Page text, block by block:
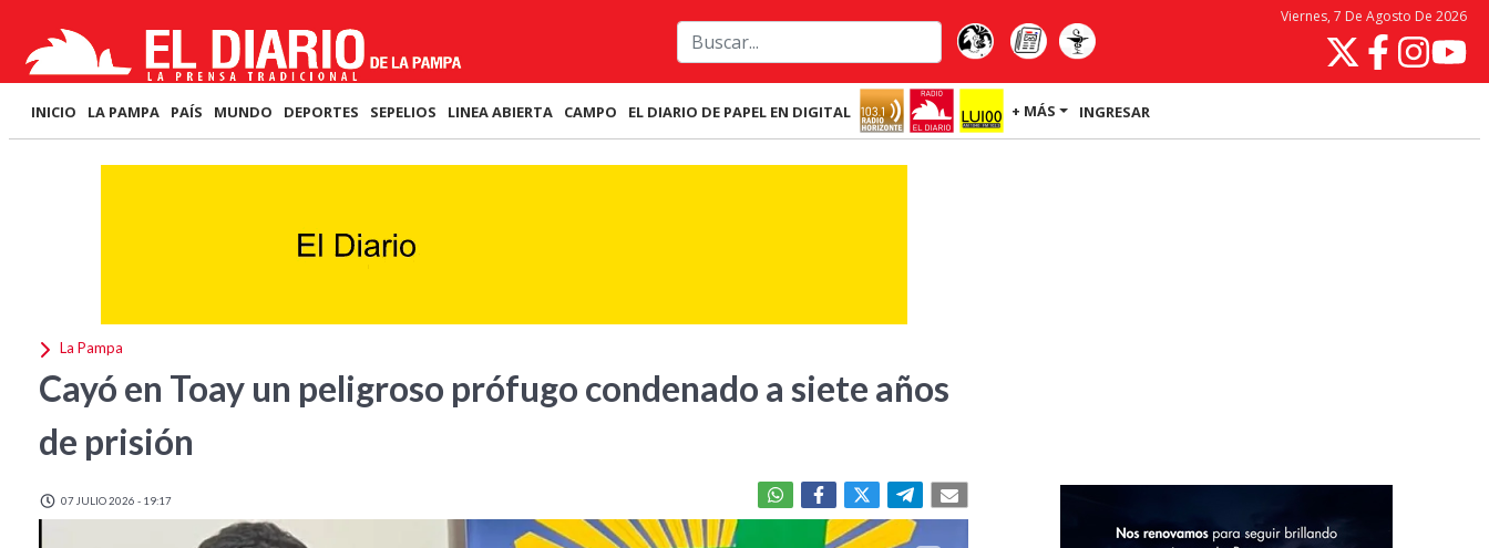
Viernes, 7 De Agosto De 2026
INICIO LA PAMPA PAÍS MUNDO DEPORTES SEPELIOS LINEA ABIERTA CAMPO EL DIARIO DE PAPEL EN DIGITAL + MÁS INGRESAR
La Pampa
Cayó en Toay un peligroso prófugo condenado a siete años
de prisión
07 JULIO 2026 - 19:17